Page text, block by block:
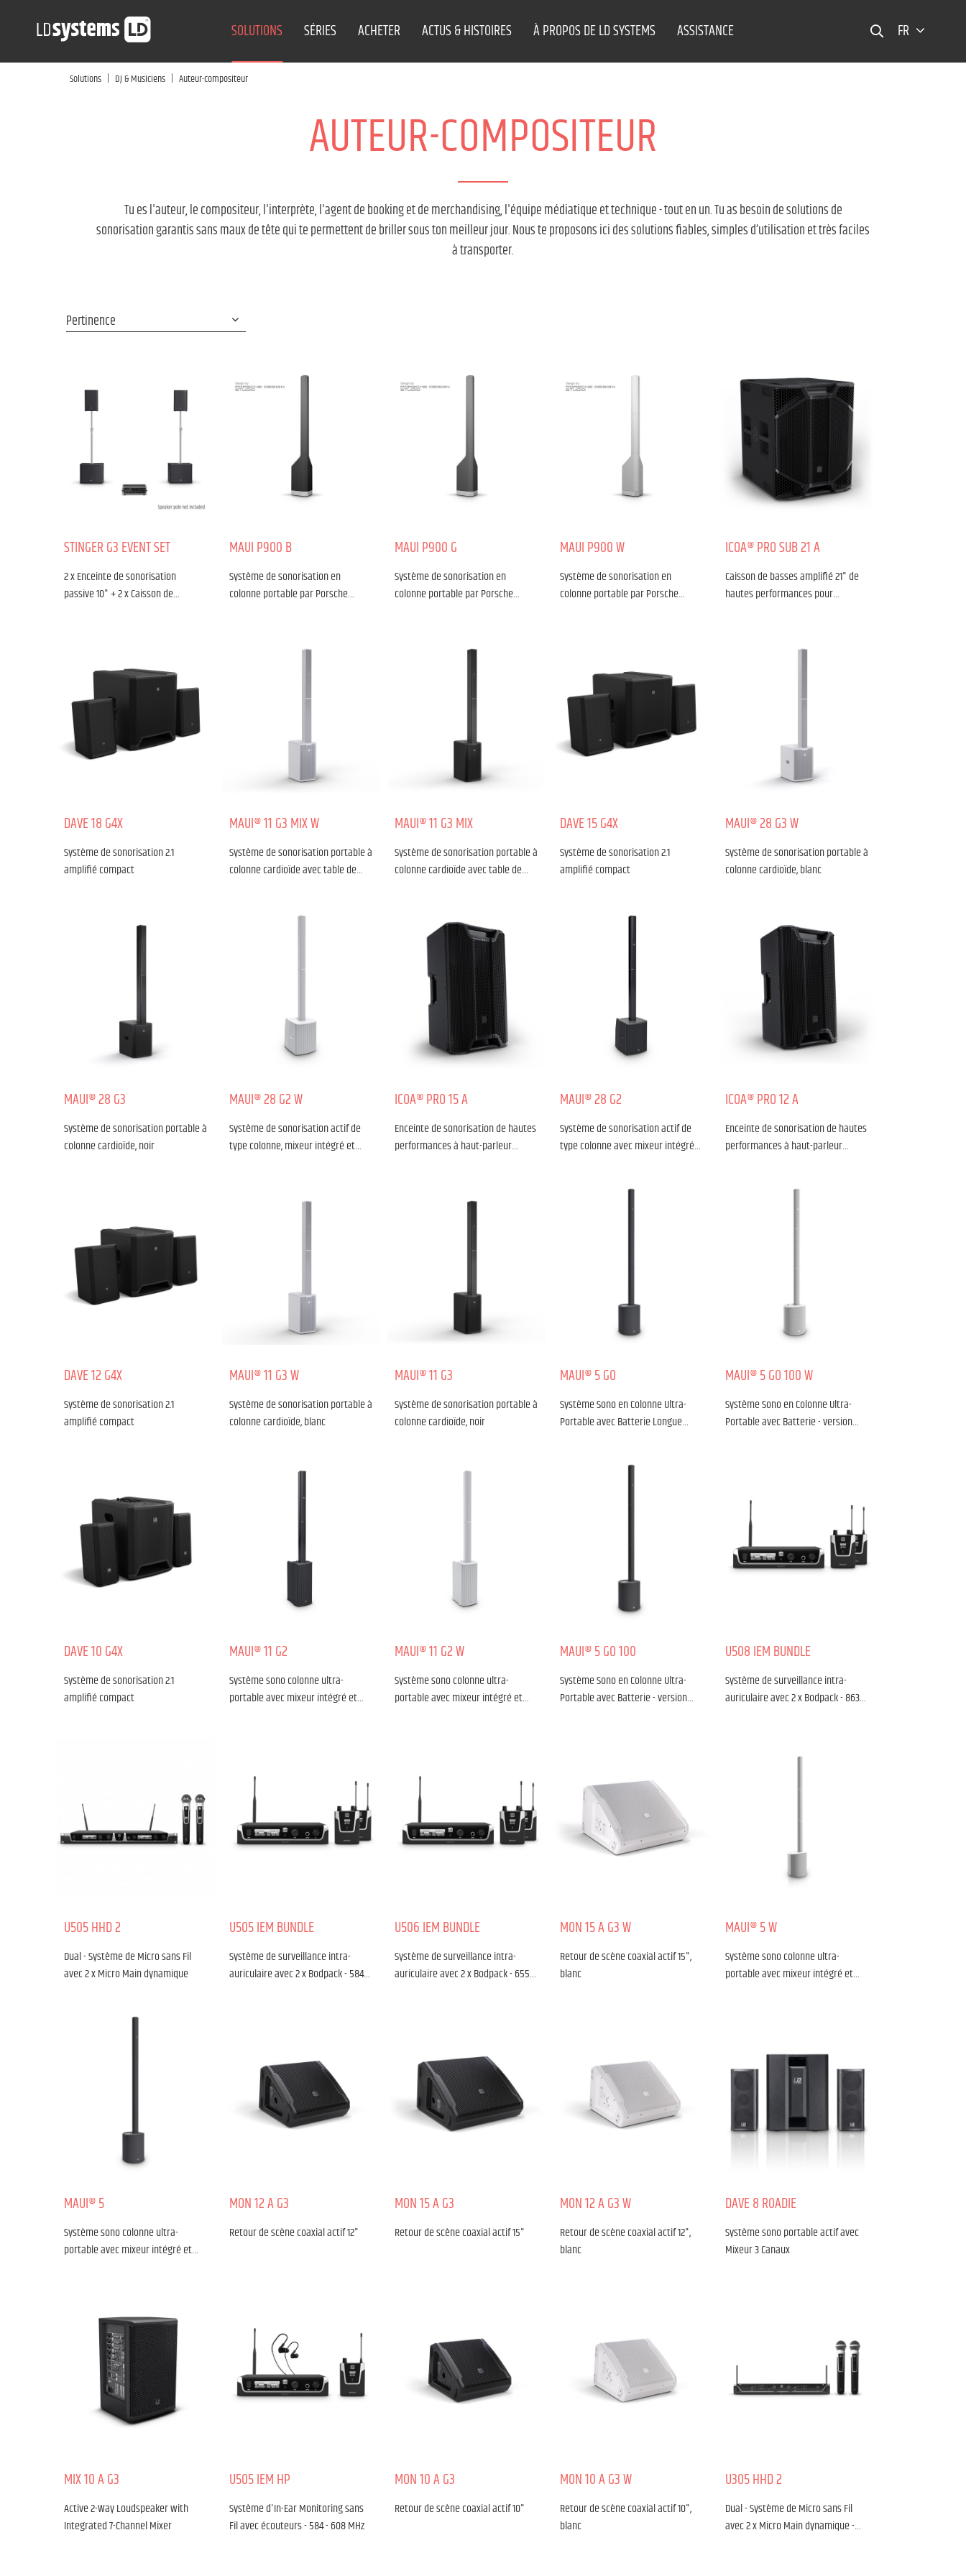
SOLUTIONS SÉRIES ACHETER ACTUS & HISTOIRES À PROPOS DE LD SYSTEMS ASSISTANCE FR
Solutions | DJ & Musiciens | Auteur-compositeur
AUTEUR-COMPOSITEUR
Tu es l'auteur, le compositeur, l'interprète, l'agent de booking et de merchandising, l'équipe médiatique et technique - tout en un. Tu as besoin de solutions de
sonorisation garantis sans maux de tête qui te permettent de briller sous ton meilleur jour. Nous te proposons ici des solutions fiables, simples d’utilisation et très faciles
à transporter.
STINGER G3 EVENT SET
2 x Enceinte de sonorisation
passive 10" + 2 x Caisson de…
MAUI P900 B
Système de sonorisation en
colonne portable par Porsche…
MAUI P900 G
Système de sonorisation en
colonne portable par Porsche…
MAUI P900 W
Système de sonorisation en
colonne portable par Porsche…
ICOA® PRO SUB 21 A
Caisson de basses amplifié 21" de
hautes performances pour…
DAVE 18 G4X
Système de sonorisation 2.1
amplifié compact
MAUI® 11 G3 MIX W
Système de sonorisation portable à
colonne cardioïde avec table de…
MAUI® 11 G3 MIX
Système de sonorisation portable à
colonne cardioïde avec table de…
DAVE 15 G4X
Système de sonorisation 2.1
amplifié compact
MAUI® 28 G3 W
Système de sonorisation portable à
colonne cardioïde, blanc
MAUI® 28 G3
Système de sonorisation portable à
colonne cardioïde, noir
MAUI® 28 G2 W
Système de sonorisation actif de
type colonne, mixeur intégré et…
ICOA® PRO 15 A
Enceinte de sonorisation de hautes
performances à haut-parleur…
MAUI® 28 G2
Système de sonorisation actif de
type colonne avec mixeur intégré…
ICOA® PRO 12 A
Enceinte de sonorisation de hautes
performances à haut-parleur…
DAVE 12 G4X
Système de sonorisation 2.1
amplifié compact
MAUI® 11 G3 W
Système de sonorisation portable à
colonne cardioïde, blanc
MAUI® 11 G3
Système de sonorisation portable à
colonne cardioïde, noir
MAUI® 5 GO
Système Sono en Colonne Ultra-
Portable avec Batterie Longue…
MAUI® 5 GO 100 W
Système Sono en Colonne Ultra-
Portable avec Batterie - version…
DAVE 10 G4X
Système de sonorisation 2.1
amplifié compact
MAUI® 11 G2
Système sono colonne ultra-
portable avec mixeur intégré et…
MAUI® 11 G2 W
Système sono colonne ultra-
portable avec mixeur intégré et…
MAUI® 5 GO 100
Système Sono en Colonne Ultra-
Portable avec Batterie - version…
U508 IEM BUNDLE
Système de surveillance intra-
auriculaire avec 2 x Bodpack - 863…
U505 HHD 2
Dual - Système de Micro sans Fil
avec 2 x Micro Main dynamique
U505 IEM BUNDLE
Système de surveillance intra-
auriculaire avec 2 x Bodpack - 584…
U506 IEM BUNDLE
Système de surveillance intra-
auriculaire avec 2 x Bodpack - 655…
MON 15 A G3 W
Retour de scène coaxial actif 15",
blanc
MAUI® 5 W
Système sono colonne ultra-
portable avec mixeur intégré et…
MAUI® 5
Système sono colonne ultra-
portable avec mixeur intégré et…
MON 12 A G3
Retour de scène coaxial actif 12"
MON 15 A G3
Retour de scène coaxial actif 15"
MON 12 A G3 W
Retour de scène coaxial actif 12",
blanc
DAVE 8 ROADIE
Système sono portable actif avec
Mixeur 3 Canaux
MIX 10 A G3
Active 2-Way Loudspeaker with
Integrated 7-Channel Mixer
U505 IEM HP
Système d'In-Ear Monitoring sans
Fil avec écouteurs - 584 - 608 MHz
MON 10 A G3
Retour de scène coaxial actif 10"
MON 10 A G3 W
Retour de scène coaxial actif 10",
blanc
U305 HHD 2
Dual - Système de Micro sans Fil
avec 2 x Micro Main dynamique -…